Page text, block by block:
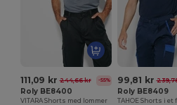
111,09 kr 244,66 kr -55%
Roly BE8400
VITARA Shorts med lommer
99,81 kr
Roly BE8409